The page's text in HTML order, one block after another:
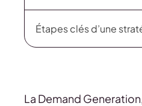
Étapes clés d’une
La Demand